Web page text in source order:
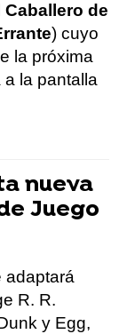
Caballero de
) cuyo
la próxima
a la pantalla
nueva
Juego
adaptará
R. R.
y Egg,